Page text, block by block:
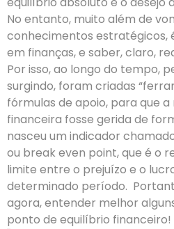
No entanto, muito além de
conhecimentos estratégicos,
em finanças, e saber, claro,
Por isso, ao longo do tempo,
surgindo, foram criadas
fórmulas de apoio, para que
financeira fosse gerida de
nasceu um indicador
ou break even point, que é o
limite entre o prejuízo e o
determinado período.
agora, entender melhor
ponto de equilíbrio financeiro!